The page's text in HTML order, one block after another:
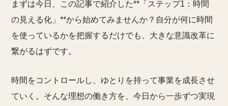
まずは今日、この記事で紹介した**「ステップ1：時間
の見える化」**から始めてみませんか？自分が何に時間
を使っているかを把握するだけでも、大きな意識改革に
繋がるはずです。
時間をコントロールし、ゆとりを持って事業を成長させ
ていく。そんな理想の働き方を、今日から一歩ずつ実現